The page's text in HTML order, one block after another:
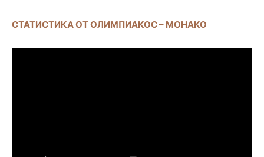
СТАТИСТИКА ОТ ОЛИМПИАКОС – МОНАКО